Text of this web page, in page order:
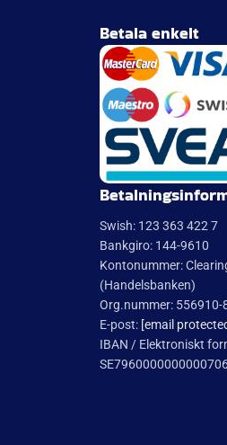
Betala enkelt
Swish: 123 363 422 7
Bankgiro: 144-9610
Kontonummer:
(Handelsbanken)
Org.nummer: 556910-
E-post: [email
IBAN / Elektroniskt